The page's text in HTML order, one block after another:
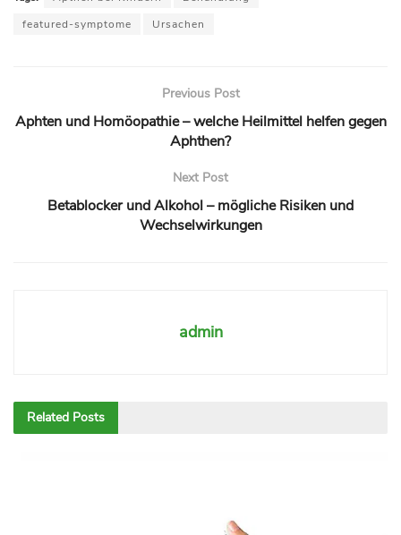
featured-symptome
Ursachen
Previous Post
Aphten und Homöopathie – welche Heilmittel helfen gegen
Aphthen?
Next Post
Betablocker und Alkohol – mögliche Risiken und
Wechselwirkungen
admin
Related Posts